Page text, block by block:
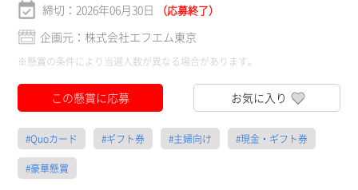
締切：2026年06月30日
（応募終了）
企画元：株式会社エフエム東京
※懸賞の条件により当選人数が異なる場合があります。
この懸賞に応募 お気に入り
#Quoカード #ギフト券 #主婦向け #現金・ギフト券
#豪華懸賞